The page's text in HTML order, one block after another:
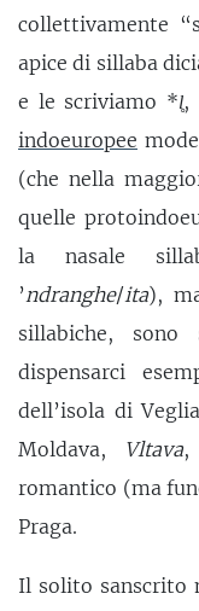
collettivamente
apice di sillaba
e le scriviamo *l̥,
indoeuropee
(che nella
quelle
la nasale
’ndranghe/ita),
sillabiche,
dispensarci
dell’isola di
Moldava, Vltava,
romantico (ma
Praga.
Il solito sanscrito